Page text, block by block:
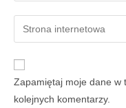
Zapamiętaj moje dane w
kolejnych komentarzy.